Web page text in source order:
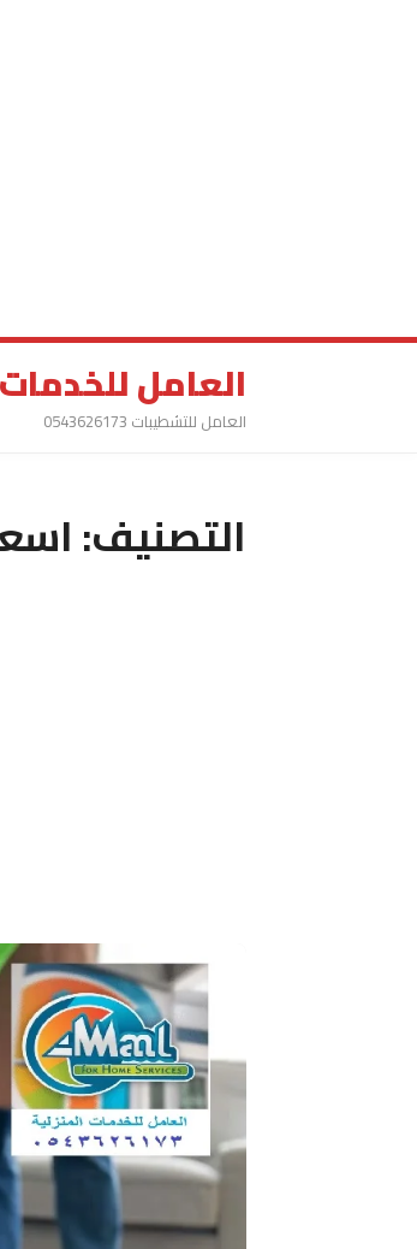
العامل للخدمات 0543626173
العامل للتشطيبات 0543626173
التصنيف: